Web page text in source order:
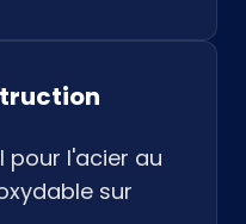
l'acier au
sur